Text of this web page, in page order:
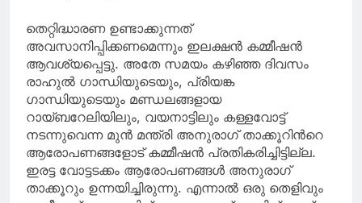
തെറ്റിദ്ധാരണ ഉണ്ടാക്കുന്നത്
അവസാനിപ്പിക്കണമെന്നും ഇലക്ഷൻ കമ്മീഷൻ
ആവശ്യപ്പെട്ടു. അതേ സമയം കഴിഞ്ഞ ദിവസം
രാഹുല്‍ ഗാന്ധിയുടെയും, പ്രിയങ്ക
ഗാന്ധിയുടെയും മണ്ഡലങ്ങളായ
റായ്ബറേലിയിലും, വയനാട്ടിലും കള്ളവോട്ട്
നടന്നുവെന്ന മുന്‍ മന്ത്രി അനുരാഗ് താക്കൂറിന്‍റെ
ആരോപണങ്ങളോട് കമ്മീഷന്‍ പ്രതികരിച്ചിട്ടില്ല.
ഇരട്ട വോട്ടടക്കം ആരോപണങ്ങള്‍ അനുരാഗ്
താക്കൂറും ഉന്നയിച്ചിരുന്നു. എന്നാല്‍ ഒരു തെളിവും